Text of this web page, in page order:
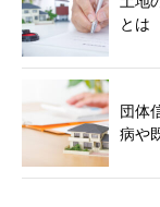
とは
団体
病や